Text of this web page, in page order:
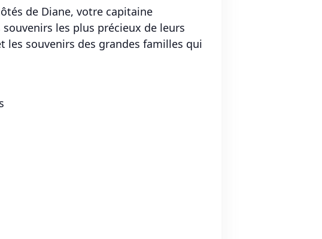
de Diane, votre capitaine
souvenirs les plus précieux de leurs
les souvenirs des grandes familles qui